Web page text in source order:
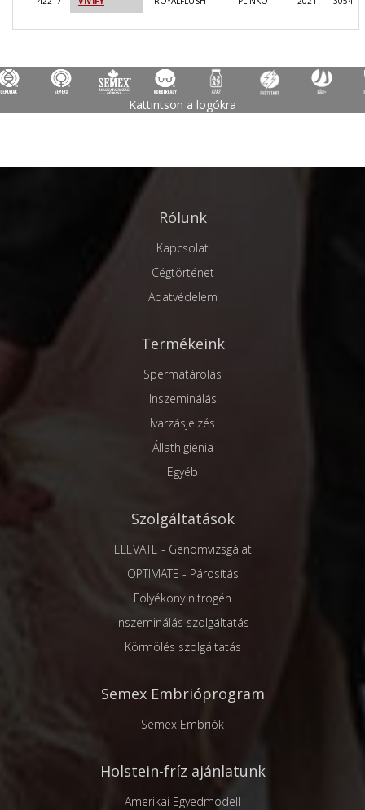
Kattintson a logókra
Rólunk
Kapcsolat
Cégtörténet
Adatvédelem
Termékeink
Spermatárolás
Inszeminálás
Ivarzásjelzés
Állathigiénia
Egyéb
Szolgáltatások
ELEVATE - Genomvizsgálat
OPTIMATE - Párosítás
Folyékony nitrogén
Inszeminálás szolgáltatás
Körmölés szolgáltatás
Semex Embrióprogram
Semex Embriók
Holstein-fríz ajánlatunk
Amerikai Egyedmodell